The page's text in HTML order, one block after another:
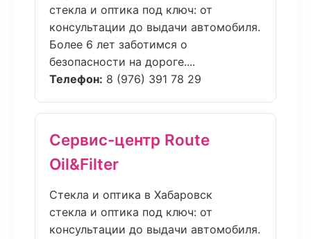
стекла и оптика под ключ: от
консультации до выдачи автомобиля.
Более 6 лет заботимся о
безопасности на дороге....
Телефон: 8 (976) 391 78 29
Сервис-центр Route
Oil&Filter
Стекла и оптика в Хабаровск
стекла и оптика под ключ: от
консультации до выдачи автомобиля.